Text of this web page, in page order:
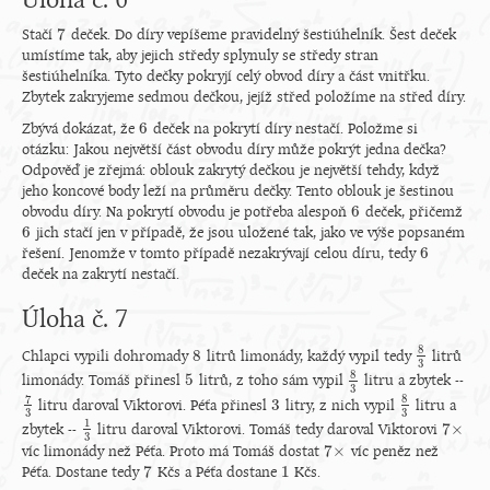
Stačí 7
7 deček. Do díry vepíšeme pravidelný šestiúhelník. Šest deček
umístíme tak, aby jejich středy splynuly se středy stran
šestiúhelníka. Tyto dečky pokryjí celý obvod díry a část vnitřku.
Zbytek zakryjeme sedmou dečkou, jejíž střed položíme na střed díry.
Zbývá dokázat, že 6
6 deček na pokrytí díry nestačí. Položme si
otázku: Jakou největší část obvodu díry může pokrýt jedna dečka?
Odpověď je zřejmá: oblouk zakrytý dečkou je největší tehdy, když
jeho koncové body leží na průměru dečky. Tento oblouk je šestinou
obvodu díry. Na pokrytí obvodu je potřeba alespoň 6
6 deček, přičemž
6
6 jich stačí jen v případě, že jsou uložené tak, jako ve výše popsaném
řešení. Jenomže v tomto případě nezakrývají celou díru, tedy6
6
deček na zakrytí nestačí.
Úloha č. 7
Chlapci vypili dohromady8
8 litrů limonády, každý vypil tedy 8
3
83 litrů
limonády. Tomáš přinesl 5
5 litrů, z toho sám vypil 8
3
83 litru a zbytek --
7
3
73 litru daroval Viktorovi. Péťa přinesl3
3 litry, z nich vypil 8
3
83 litru a
zbytek --
1
3
13 litru daroval Viktorovi. Tomáš tedy daroval Viktorovi 7×
7×
víc limonády než Péťa. Proto má Tomáš dostat 7×
7× víc peněz než
Péťa. Dostane tedy 7
7 Kčs a Péťa dostane 1
1 Kčs.